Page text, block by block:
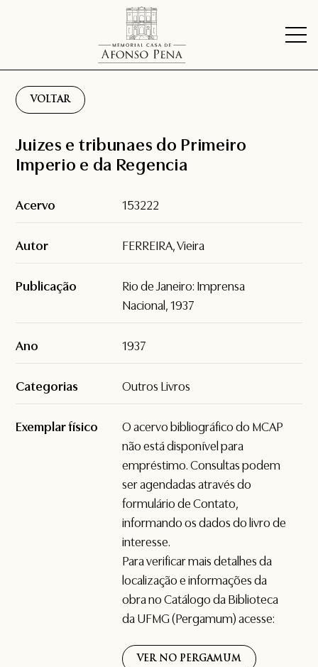
VOLTAR
Juizes e tribunaes do Primeiro
Imperio e da Regencia
Acervo 153222
Autor FERREIRA, Vieira
Publicação
Rio de Janeiro: Imprensa
Nacional, 1937
Ano 1937
Categorias Outros Livros
Exemplar físico
O acervo bibliográfico do MCAP
não está disponível para
empréstimo. Consultas podem
ser agendadas através do
formulário deContato,
informando os dados do livro de
interesse.
Para verificar mais detalhes da
localização e informações da
obra no Catálogo da Biblioteca
da UFMG (Pergamum) acesse:
VER NO PERGAMUM